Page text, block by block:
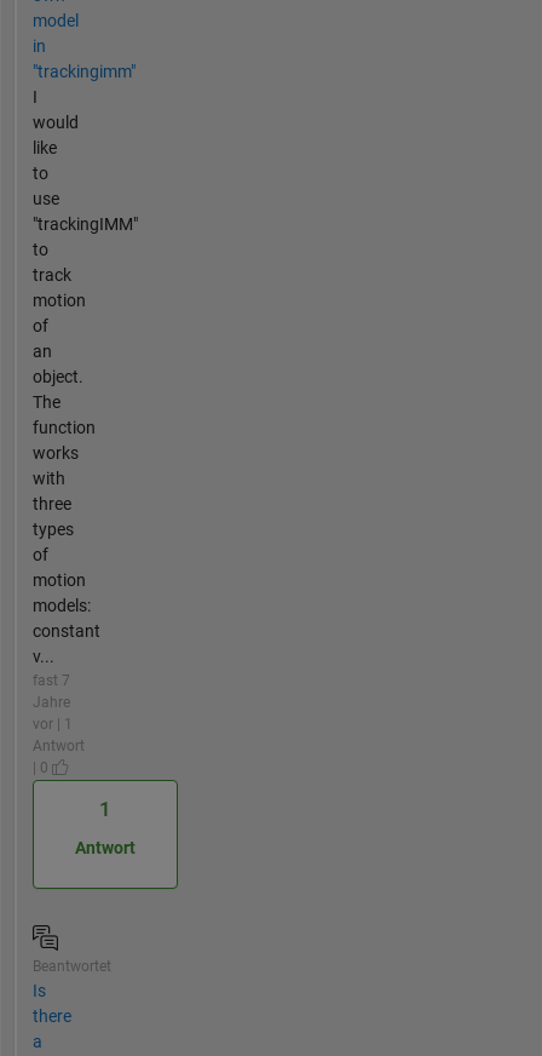
model
in
"trackingimm"
I
would
like
to
use
"trackingIMM"
to
track
motion
of
an
object.
The
function
works
with
three
types
of
motion
models:
constant
v...
fast 7
Jahre
vor | 1
Antwort
| 0
1
Antwort
Beantwortet
Is
there
a